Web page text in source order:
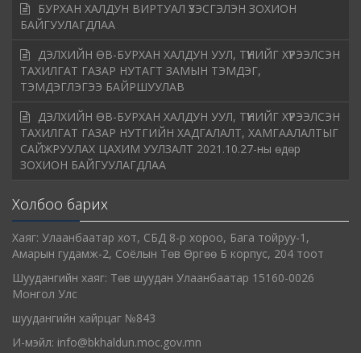
БУРХАН ХАЛДУН ВИРТУАЛ ҮЗЭСГЭЛЭН ЗОХИОН
БАЙГУУЛАГДЛАА
ДЭЛХИЙН ӨВ-БУРХАН ХАЛДУН УУЛ, ТҮҮНИЙГ ХҮРЭЭЛСЭН
ТАХИЛГАТ ГАЗАР НУТАГТ ЗАМЫН ТЭМДЭГ,
ТЭМДЭГЛЭГЭЭ БАЙРШУУЛАВ
ДЭЛХИЙН ӨВ-БУРХАН ХАЛДУН УУЛ, ТҮҮНИЙГ ХҮРЭЭЛСЭН
ТАХИЛГАТ ГАЗАР НУТГИЙН ХАДГАЛАЛТ, ХАМГААЛАЛТЫГ
САЙЖРУУЛАХ ЦАХИМ УУЛЗАЛТ 2021.10.27-ны өдөр
ЗОХИОН БАЙГУУЛАГДЛАА
Холбоо барих
Хаяг: Улаанбаатар хот, СБД 8-р хороо, Бага тойруу-1,
Амарын гудамж-2, Соёлын Төв Өргөө Б корпус, 204 тоот
Шуудангийн хаяг: Төв шуудан Улаанбаатар 15160-0026
Монгол Улс
шуудангийн хайрцаг №843
И-мэйл: info@bkhaldun.moc.gov.mn